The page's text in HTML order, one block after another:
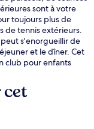
sont à votre
toujours plus de
de tennis extérieurs.
peut s'enorgueillir de
et le dîner. Cet
club pour enfants
cet